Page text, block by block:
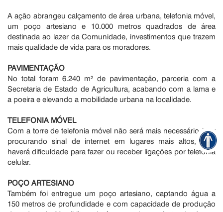
A ação abrangeu calçamento de área urbana, telefonia móvel,
um poço artesiano e 10.000 metros quadrados de área
destinada ao lazer da Comunidade, investimentos que trazem
mais qualidade de vida para os moradores.
PAVIMENTAÇÃO
No total foram 6.240 m² de pavimentação, parceria com a
Secretaria de Estado de Agricultura, acabando com a lama e
a poeira e elevando a mobilidade urbana na localidade.
TELEFONIA MÓVEL
Com a torre de telefonia móvel não será mais necessário ficar
procurando sinal de internet em lugares mais altos, nem
haverá dificuldade para fazer ou receber ligações por telefonia
celular.
POÇO ARTESIANO
Também foi entregue um poço artesiano, captando água a
150 metros de profundidade e com capacidade de produção